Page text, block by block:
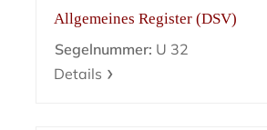
Allgemeines Register (DSV)
Segelnummer: U 32
Details